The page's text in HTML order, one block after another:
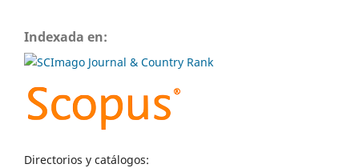
Indexada en:
Directorios y catálogos: